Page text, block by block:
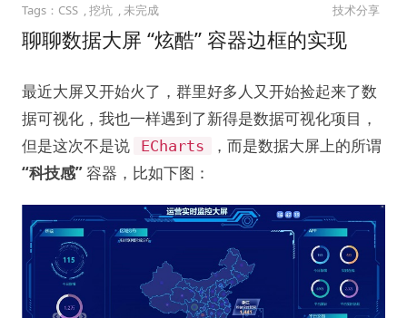
CSS 挖坑 未完成 技术分享
聊聊数据大屏 “炫酷” 容器边框的实现
最近大屏又开始火了，群里好多人又开始捡起来了数
据可视化，我也一样遇到了新得是数据可视化项目，
但是这次不是说
ECharts
，而是数据大屏上的所谓
“科技感”容器，比如下图：